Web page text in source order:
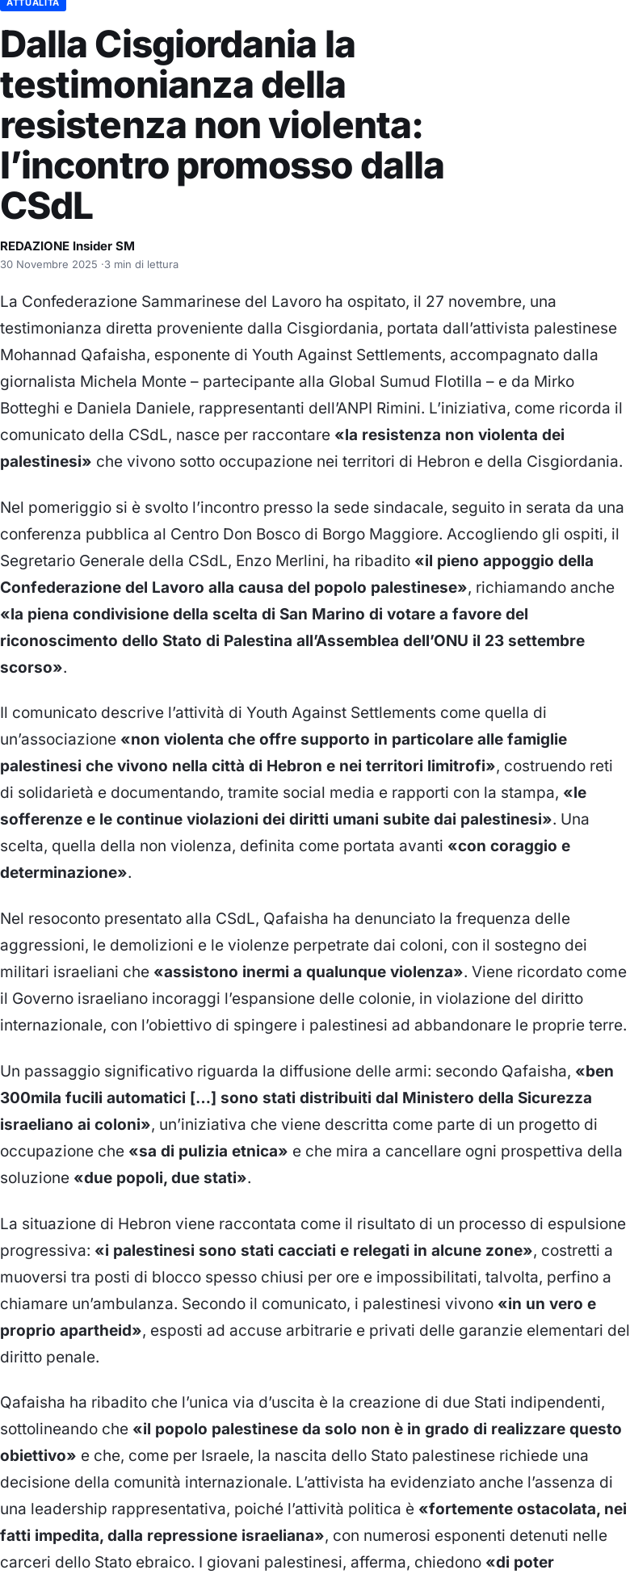
ATTUALITÀ
Dalla Cisgiordania la
testimonianza della
resistenza non violenta:
l’incontro promosso dalla
CSdL
REDAZIONE Insider SM
30 Novembre 2025 ·3 min di lettura
La Confederazione Sammarinese del Lavoro ha ospitato, il 27 novembre, una
testimonianza diretta proveniente dalla Cisgiordania, portata dall’attivista palestinese
Mohannad Qafaisha, esponente di Youth Against Settlements, accompagnato dalla
giornalista Michela Monte – partecipante alla Global Sumud Flotilla – e da Mirko
Botteghi e Daniela Daniele, rappresentanti dell’ANPI Rimini. L’iniziativa, come ricorda il
comunicato della CSdL, nasce per raccontare «la resistenza non violenta dei
palestinesi» che vivono sotto occupazione nei territori di Hebron e della Cisgiordania.
Nel pomeriggio si è svolto l’incontro presso la sede sindacale, seguito in serata da una
conferenza pubblica al Centro Don Bosco di Borgo Maggiore. Accogliendo gli ospiti, il
Segretario Generale della CSdL, Enzo Merlini, ha ribadito «il pieno appoggio della
Confederazione del Lavoro alla causa del popolo palestinese», richiamando anche
«la piena condivisione della scelta di San Marino di votare a favore del
riconoscimento dello Stato di Palestina all’Assemblea dell’ONU il 23 settembre
scorso».
Il comunicato descrive l’attività di Youth Against Settlements come quella di
un’associazione «non violenta che offre supporto in particolare alle famiglie
palestinesi che vivono nella città di Hebron e nei territori limitrofi», costruendo reti
di solidarietà e documentando, tramite social media e rapporti con la stampa, «le
sofferenze e le continue violazioni dei diritti umani subite dai palestinesi». Una
scelta, quella della non violenza, definita come portata avanti «con coraggio e
determinazione».
Nel resoconto presentato alla CSdL, Qafaisha ha denunciato la frequenza delle
aggressioni, le demolizioni e le violenze perpetrate dai coloni, con il sostegno dei
militari israeliani che «assistono inermi a qualunque violenza». Viene ricordato come
il Governo israeliano incoraggi l’espansione delle colonie, in violazione del diritto
internazionale, con l’obiettivo di spingere i palestinesi ad abbandonare le proprie terre.
Un passaggio significativo riguarda la diffusione delle armi: secondo Qafaisha, «ben
300mila fucili automatici […] sono stati distribuiti dal Ministero della Sicurezza
israeliano ai coloni», un’iniziativa che viene descritta come parte di un progetto di
occupazione che «sa di pulizia etnica» e che mira a cancellare ogni prospettiva della
soluzione «due popoli, due stati».
La situazione di Hebron viene raccontata come il risultato di un processo di espulsione
progressiva: «i palestinesi sono stati cacciati e relegati in alcune zone», costretti a
muoversi tra posti di blocco spesso chiusi per ore e impossibilitati, talvolta, perfino a
chiamare un’ambulanza. Secondo il comunicato, i palestinesi vivono «in un vero e
proprio apartheid», esposti ad accuse arbitrarie e privati delle garanzie elementari del
diritto penale.
Qafaisha ha ribadito che l’unica via d’uscita è la creazione di due Stati indipendenti,
sottolineando che «il popolo palestinese da solo non è in grado di realizzare questo
obiettivo» e che, come per Israele, la nascita dello Stato palestinese richiede una
decisione della comunità internazionale. L’attivista ha evidenziato anche l’assenza di
una leadership rappresentativa, poiché l’attività politica è «fortemente ostacolata, nei
fatti impedita, dalla repressione israeliana», con numerosi esponenti detenuti nelle
carceri dello Stato ebraico. I giovani palestinesi, afferma, chiedono «di poter